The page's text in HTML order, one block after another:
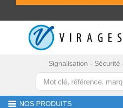
Signalisation - Sécurité
NOS PRODUITS